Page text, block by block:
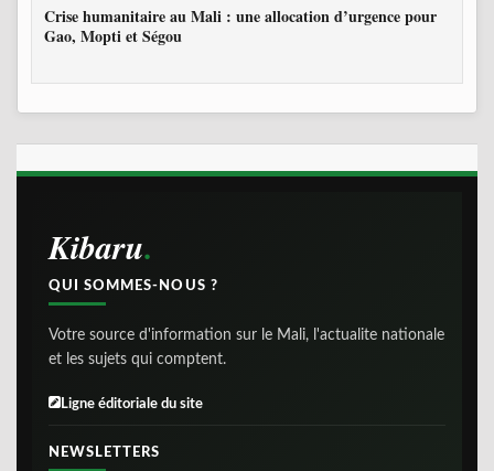
Crise humanitaire au Mali : une allocation d’urgence pour
Gao, Mopti et Ségou
Kibaru
QUI SOMMES-NOUS ?
Votre source d'information sur le Mali, l'actualite nationale
et les sujets qui comptent.
Ligne éditoriale du site
NEWSLETTERS